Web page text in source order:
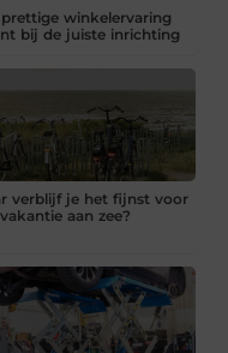
prettige winkelervaring
bij de juiste inrichting
verblijf je het fijnst voor
aan zee?